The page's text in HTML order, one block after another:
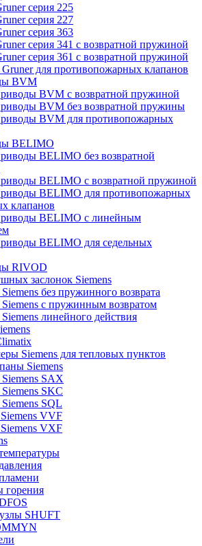
серия 225
серия 227
серия 363
серия 341 с возвратной пружиной
серия 361 с возвратной пружиной
для противопожарных клапанов
BVM
BVM с возвратной пружиной
BVM без возвратной пружины
BVM для противопожарных
BELIMO
BELIMO без возвратной
BELIMO с возвратной пружиной
BELIMO для противопожарных
клапанов
BELIMO с линейным
BELIMO для седельных
RIVOD
заслонок Siemens
без пружинного возврата
с пружинным возвратом
линейного действия
Siemens для тепловых пунктов
Siemens
SAX
SKC
SQL
VVF
VXF
горения
SHUFT